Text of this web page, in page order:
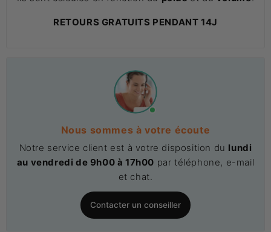
RETOURS GRATUITS PENDANT 14J
Nous sommes à votre écoute
Notre service client est à votre disposition du lundi
au vendredi de 9h00 à 17h00 par téléphone, e-mail
et chat.
Contacter un conseiller